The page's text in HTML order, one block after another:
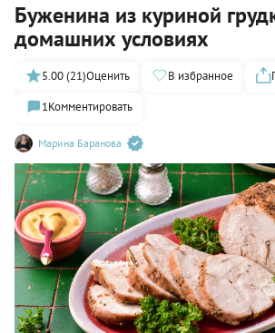
Буженина из куриной
домашних условиях
Марина Баранова
5.00 (21)Оценить В избранное
1Комментировать